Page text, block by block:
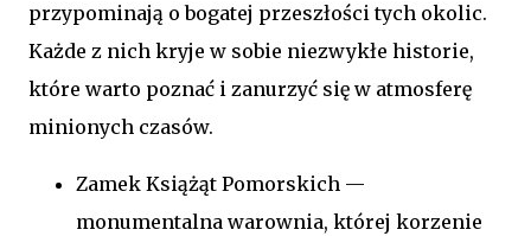
przypominają o bogatej przeszłości tych okolic.
Każde z nich kryje w sobie niezwykłe historie,
które warto poznać i zanurzyć się w atmosferę
minionych czasów.
Zamek Książąt Pomorskich —
monumentalna warownia, której korzenie